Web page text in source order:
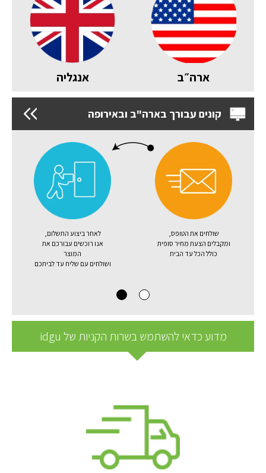
ארה״ב אנגליה
קונים עבורך בארה"ב ובאירופה
שולחים את הטופס,
ומקבלים הצעת מחיר סופית
כולל הכל עד הבית
לאחר ביצוע התשלום,
אנו רוכשים עבורכם את
המוצר
ושולחים עם שליח עד לביתכם
מדוע כדאי להשתמש בשרות הקניות של idgu